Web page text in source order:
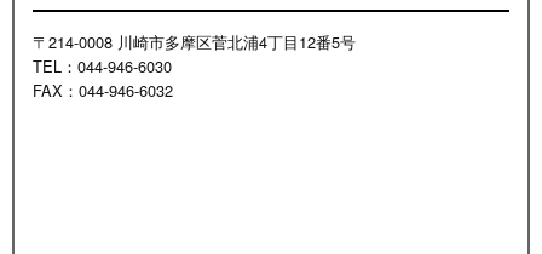
〒214-0008 川崎市多摩区菅北浦4丁目12番5号
TEL：044-946-6030
FAX：044-946-6032